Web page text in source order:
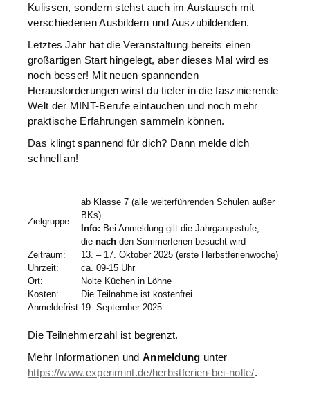
Kulissen, sondern stehst auch im Austausch mit
verschiedenen Ausbildern und Auszubildenden.
Letztes Jahr hat die Veranstaltung bereits einen
großartigen Start hingelegt, aber dieses Mal wird es
noch besser! Mit neuen spannenden
Herausforderungen wirst du tiefer in die faszinierende
Welt der MINT-Berufe eintauchen und noch mehr
praktische Erfahrungen sammeln können.
Das klingt spannend für dich? Dann melde dich
schnell an!
Zielgruppe:
ab Klasse 7 (alle weiterführenden Schulen außer
BKs)
Info: Bei Anmeldung gilt die Jahrgangsstufe,
die nach den Sommerferien besucht wird
Zeitraum:
13. – 17. Oktober 2025 (erste Herbstferienwoche)
Uhrzeit:
ca. 09-15 Uhr
Ort:
Nolte Küchen in Löhne
Kosten:
Die Teilnahme ist kostenfrei
Anmeldefrist:19. September 2025
Die Teilnehmerzahl ist begrenzt.
Mehr Informationen und Anmeldung unter
https://www.experimint.de/herbstferien-bei-nolte/.